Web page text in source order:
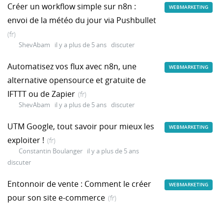
Créer un workflow simple sur n8n :
envoi de la météo du jour via Pushbullet
(fr)
ShevAbam il y a plus de 5 ans discuter
WEBMARKETING
Automatisez vos flux avec n8n, une
alternative opensource et gratuite de
IFTTT ou de Zapier (fr)
ShevAbam il y a plus de 5 ans discuter
WEBMARKETING
UTM Google, tout savoir pour mieux les
exploiter ! (fr)
Constantin Boulanger il y a plus de 5 ans
discuter
WEBMARKETING
Entonnoir de vente : Comment le créer
pour son site e-commerce (fr)
WEBMARKETING